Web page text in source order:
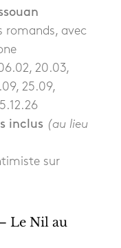
romands, avec
20.03,
25.09,
inclus (au lieu
sur
Le Nil au